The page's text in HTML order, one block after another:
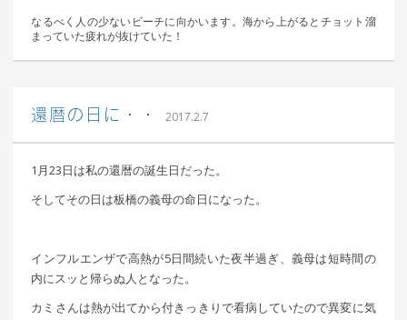
なるべく人の少ないビーチに向かいます。海から上がるとチョット溜
まっていた疲れが抜けていた！
還暦の日に・・ 2017.2.7
1月23日は私の還暦の誕生日だった。
そしてその日は板橋の義母の命日になった。
インフルエンザで高熱が5日間続いた夜半過ぎ、義母は短時間の
内にスッと帰らぬ人となった。
カミさんは熱が出てから付きっきりで看病していたので異変に気